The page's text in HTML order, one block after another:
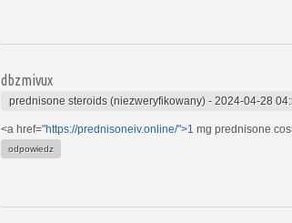
dbzmivux
prednisone steroids (niezweryfikowany) - 2024-04-28
<a href="https://prednisoneiv.online/">1 mg prednisone
odpowiedz